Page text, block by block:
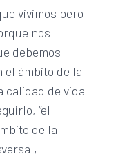
vivimos pero
nos
debemos
el ámbito de la
calidad de vida
“el
de la